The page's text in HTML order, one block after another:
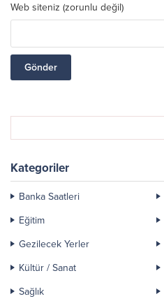
Web siteniz (zorunlu değil)
Kategoriler
Banka Saatleri
Eğitim
Gezilecek Yerler
Kültür / Sanat
Sağlık